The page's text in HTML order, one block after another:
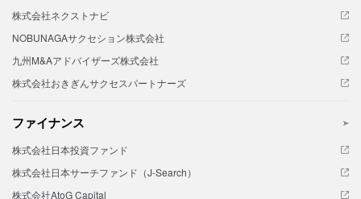
株式会社ネクストナビ
NOBUNAGAサクセション株式会社
九州M&Aアドバイザーズ株式会社
株式会社おきぎんサクセスパートナーズ
ファイナンス
株式会社日本投資ファンド
株式会社日本サーチファンド（J-Search）
株式会社AtoG Capital